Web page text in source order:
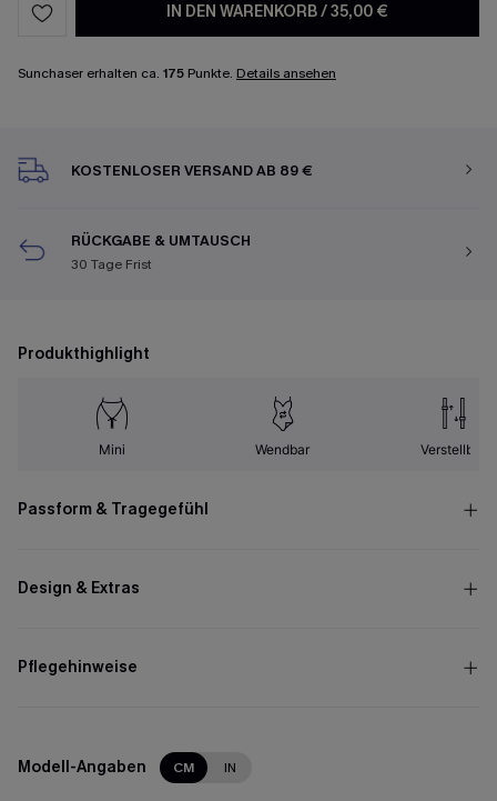
IN DEN WARENKORB/35,00 €
Sunchaser erhalten ca. 175 Punkte. Details ansehen
KOSTENLOSER VERSAND AB 89 €
RÜCKGABE & UMTAUSCH
30 Tage Frist
Produkthighlight
Mini Wendbar Verstellbar
Passform & Tragegefühl
Design & Extras
Pflegehinweise
Modell-Angaben CM IN